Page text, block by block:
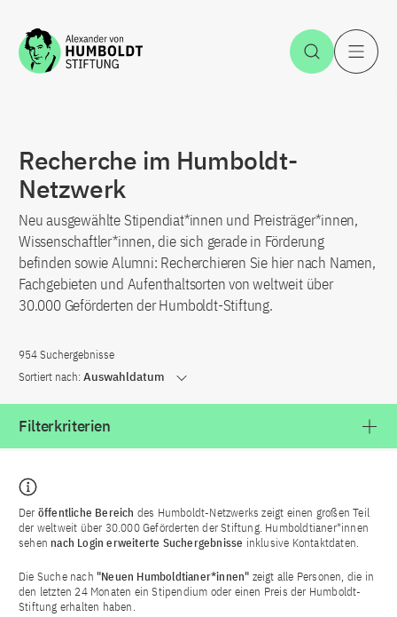
Zum Inhalt springen Suche
Recherche im Humboldt-
Netzwerk
Neu ausgewählte Stipendiat*innen und Preisträger*innen,
Wissenschaftler*innen, die sich gerade in Förderung
befinden sowie Alumni: Recherchieren Sie hier nach Namen,
Fachgebieten und Aufenthaltsorten von weltweit über
30.000 Geförderten der Humboldt-Stiftung.
954 Suchergebnisse
Sortiert nach: Auswahldatum
Filterkriterien
Der öffentliche Bereich des Humboldt-Netzwerks zeigt einen großen Teil
der weltweit über 30.000 Geförderten der Stiftung. Humboldtianer*innen
sehen nach Login erweiterte Suchergebnisse inklusive Kontaktdaten.
Die Suche nach "Neuen Humboldtianer*innen" zeigt alle Personen, die in
den letzten 24 Monaten ein Stipendium oder einen Preis der Humboldt-
Stiftung erhalten haben.